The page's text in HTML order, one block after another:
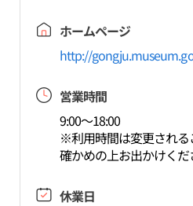
ホームページ
http://
営業時間
9:00～18:00
※利用時間は変更され
確かめの上お出かけくだ
休業日